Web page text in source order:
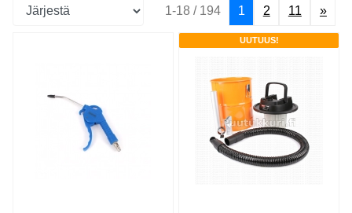
1-18 / 194 1 2 11 »
UUTUUS!